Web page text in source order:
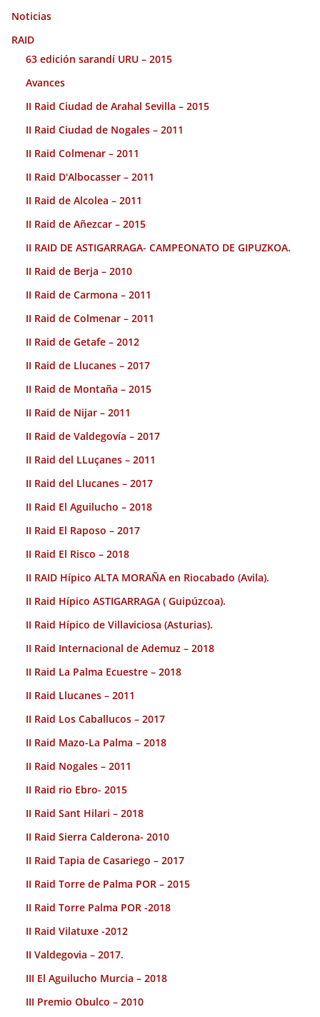
Noticias
RAID
63 edición sarandí URU – 2015
Avances
II Raid Ciudad de Arahal Sevilla – 2015
II Raid Ciudad de Nogales – 2011
II Raid Colmenar – 2011
II Raid D'Albocasser – 2011
II Raid de Alcolea – 2011
II Raid de Añezcar – 2015
II RAID DE ASTIGARRAGA- CAMPEONATO DE GIPUZKOA.
II Raid de Berja – 2010
II Raid de Carmona – 2011
II Raid de Colmenar – 2011
II Raid de Getafe – 2012
II Raid de Llucanes – 2017
II Raid de Montaña – 2015
II Raid de Nijar – 2011
II Raid de Valdegovía – 2017
II Raid del LLuçanes – 2011
II Raid del Llucanes – 2017
II Raid El Aguilucho – 2018
II Raid El Raposo – 2017
II Raid El Risco – 2018
II RAID Hípico ALTA MORAÑA en Riocabado (Avila).
II Raid Hípico ASTIGARRAGA ( Guipúzcoa).
II Raid Hípico de Villaviciosa (Asturias).
II Raid Internacional de Ademuz – 2018
II Raid La Palma Ecuestre – 2018
II Raid Llucanes – 2011
II Raid Los Caballucos – 2017
II Raid Mazo-La Palma – 2018
II Raid Nogales – 2011
II Raid rio Ebro- 2015
II Raid Sant Hilari – 2018
II Raid Sierra Calderona- 2010
II Raid Tapia de Casariego – 2017
II Raid Torre de Palma POR – 2015
II Raid Torre Palma POR -2018
II Raid Vilatuxe -2012
II Valdegovia – 2017.
III El Aguilucho Murcia – 2018
III Premio Obulco – 2010